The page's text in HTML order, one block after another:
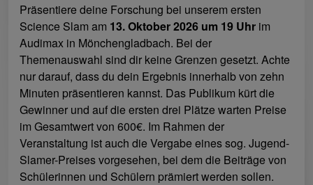
Präsentiere deine Forschung bei unserem ersten
Science Slam am 13. Oktober 2026 um 19 Uhr im
Audimax in Mönchengladbach. Bei der
Themenauswahl sind dir keine Grenzen gesetzt. Achte
nur darauf, dass du dein Ergebnis innerhalb von zehn
Minuten präsentieren kannst. Das Publikum kürt die
Gewinner und auf die ersten drei Plätze warten Preise
im Gesamtwert von 600€. Im Rahmen der
Veranstaltung ist auch die Vergabe eines sog. Jugend-
Slamer-Preises vorgesehen, bei dem die Beiträge von
Schülerinnen und Schülern prämiert werden sollen.